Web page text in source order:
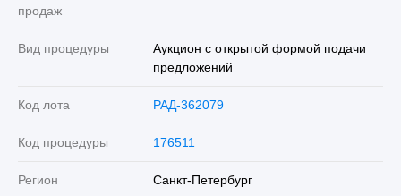
продаж
Вид процедуры
Аукцион с открытой формой подачи
предложений
Код лота РАД-362079
Код процедуры 176511
Регион Санкт-Петербург